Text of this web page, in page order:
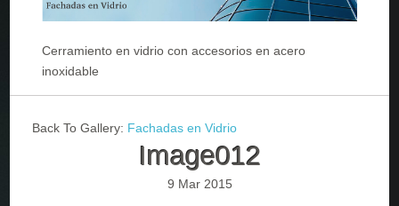
Cerramiento en vidrio con accesorios en acero
inoxidable
Back To Gallery: Fachadas en Vidrio
Image012
9 Mar 2015